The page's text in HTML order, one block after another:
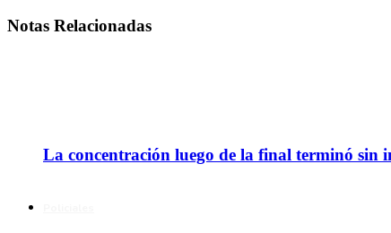
La concentración luego de la final terminó sin
Notas Relacionadas